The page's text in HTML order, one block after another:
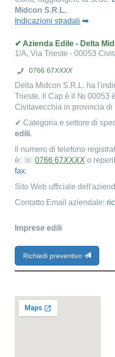
Midcon S.R.L.
Indicazioni stradali ➥
✔ Azienda Edile - Delta
1/A, Via Trieste - 00053
0766 67XXXX
Delta Midcon S.R.L. ha
Trieste. Il Cap è il № 00053
Civitavecchia in provincia di
✔ Categoria e settore di
edili.
Il numero di telefono
è: ☏ 0766 67XXXX o
fax.
Sito Web ufficiale
Contatto Email aziendale:
Imprese edili
Richiedi preventivo